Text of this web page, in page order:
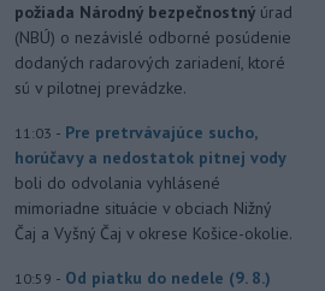
požiada Národný bezpečnostný úrad
(NBÚ) o nezávislé odborné posúdenie
dodaných radarových zariadení, ktoré
sú v pilotnej prevádzke.
11:03 - Pre pretrvávajúce sucho,
horúčavy a nedostatok pitnej vody
boli do odvolania vyhlásené
mimoriadne situácie v obciach Nižný
Čaj a Vyšný Čaj v okrese Košice-okolie.
10:59 - Od piatku do nedele (9. 8.)